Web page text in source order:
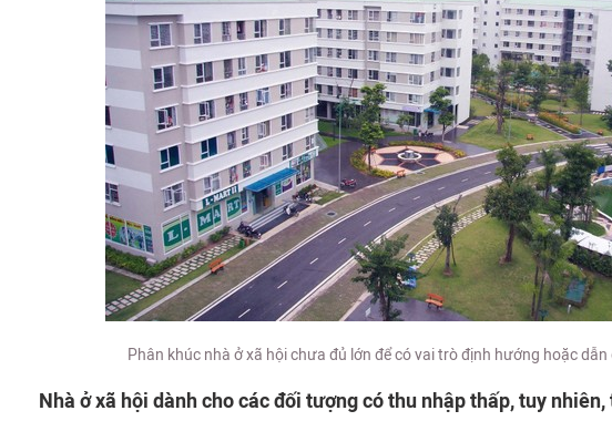
Phân khúc nhà ở xã hội chưa đủ lớn để có vai trò định hướng hoặc
Nhà ở xã hội dành cho các đối tượng có thu nhập thấp, tuy